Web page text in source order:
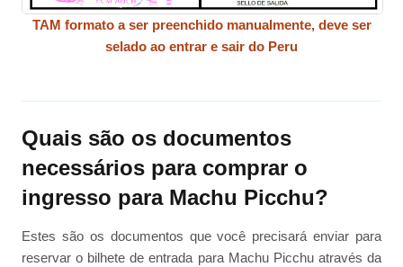
TAM formato a ser preenchido manualmente, deve ser
selado ao entrar e sair do Peru
Quais são os documentos
necessários para comprar o
ingresso para Machu Picchu?
Estes são os documentos que você precisará enviar para
reservar o bilhete de entrada para Machu Picchu através da